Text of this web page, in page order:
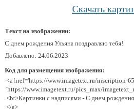
Скачать
Текст на изображении:
С днем рождения Ульяна поздравляю тебя!
Добавлено: 24.06.2023
Код для размещения изображения:
<a href='https://www.imagetext.ru/inscription-
'https://www.imagetext.ru/pics_max/
<br>Картинки с надписями - С днем
</a>